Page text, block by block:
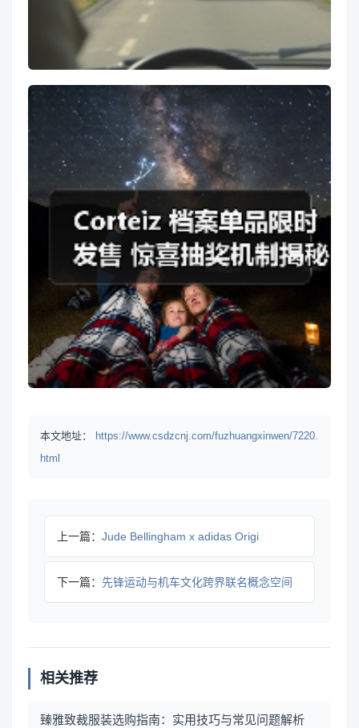
本文地址：
https://www.csdzcnj.com/fuzhuangxinwen/7220.
html
上一篇： Jude Bellingham x adidas Origi
下一篇： 先锋运动与机车文化跨界联名概念空间
相关推荐
臻雅致裁服装选购指南：实用技巧与常见问题解析